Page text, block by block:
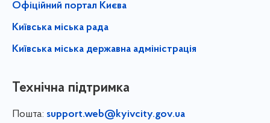
Офіційний портал Києва
Київська міська рада
Київська міська державна адміністрація
Технічна підтримка
Пошта: support.web@kyivcity.gov.ua